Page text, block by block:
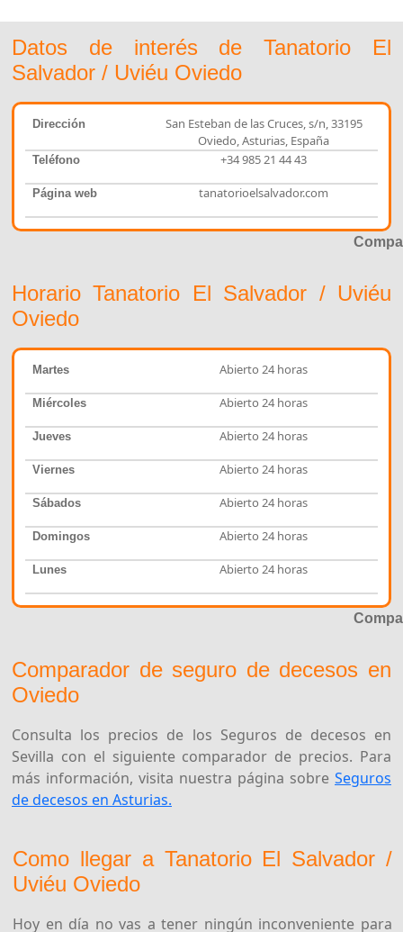
Datos de interés de Tanatorio El
Salvador / Uviéu Oviedo
Dirección
San Esteban de las Cruces, s/n, 33195
Oviedo, Asturias, España
Teléfono +34 985 21 44 43
Página web tanatorioelsalvador.com
Horario Tanatorio El Salvador / Uviéu
Oviedo
Martes Abierto 24 horas
Miércoles Abierto 24 horas
Jueves Abierto 24 horas
Viernes Abierto 24 horas
Sábados Abierto 24 horas
Domingos Abierto 24 horas
Lunes Abierto 24 horas
Comparador de seguro de decesos en
Oviedo
Consulta los precios de los Seguros de decesos en
Sevilla con el siguiente comparador de precios. Para
más información, visita nuestra página sobre Seguros
de decesos en Asturias.
Como llegar a Tanatorio El Salvador /
Uviéu Oviedo
Hoy en día no vas a tener ningún inconveniente para